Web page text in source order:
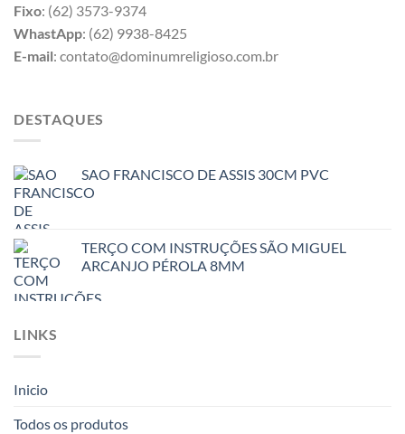
Fixo: (62) 3573-9374
WhastApp: (62) 9938-8425
E-mail: contato@dominumreligioso.com.br
DESTAQUES
SAO FRANCISCO DE ASSIS 30CM PVC
TERÇO COM INSTRUÇÕES SÃO MIGUEL
ARCANJO PÉROLA 8MM
LINKS
Inicio
Todos os produtos